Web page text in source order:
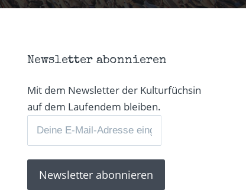
Newsletter abonnieren
Mit dem Newsletter der Kulturfüchsin
auf dem Laufendem bleiben.